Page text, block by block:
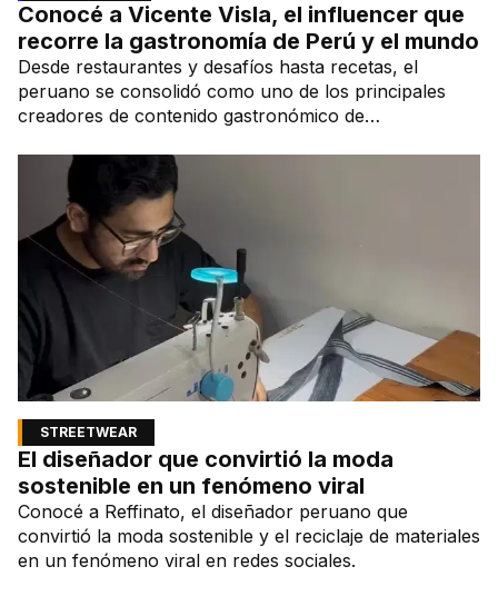
Conocé a Vicente Visla, el influencer que
recorre la gastronomía de Perú y el mundo
Desde restaurantes y desafíos hasta recetas, el
peruano se consolidó como uno de los principales
creadores de contenido gastronómico de
STREETWEAR
El diseñador que convirtió la moda
sostenible en un fenómeno viral
Conocé a Reffinato, el diseñador peruano que
convirtió la moda sostenible y el reciclaje de materiales
en un fenómeno viral en redes sociales.